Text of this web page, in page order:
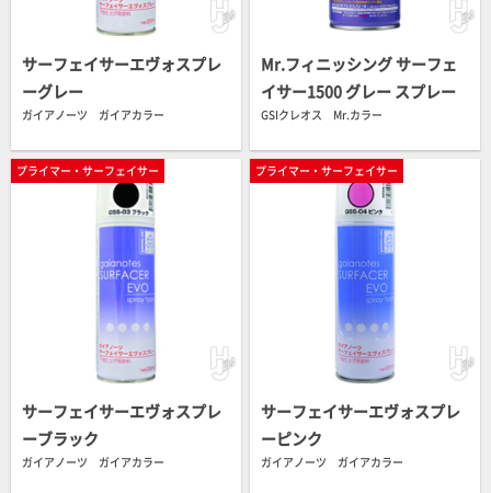
サーフェイサーエヴォスプレ
ーグレー
ガイアノーツ ガイアカラー
Mr.フィニッシング サーフェ
イサー1500 グレー スプレー
GSIクレオス Mr.カラー
プライマー・サーフェイサー
サーフェイサーエヴォスプレ
ーブラック
ガイアノーツ ガイアカラー
プライマー・サーフェイサー
サーフェイサーエヴォスプレ
ーピンク
ガイアノーツ ガイアカラー